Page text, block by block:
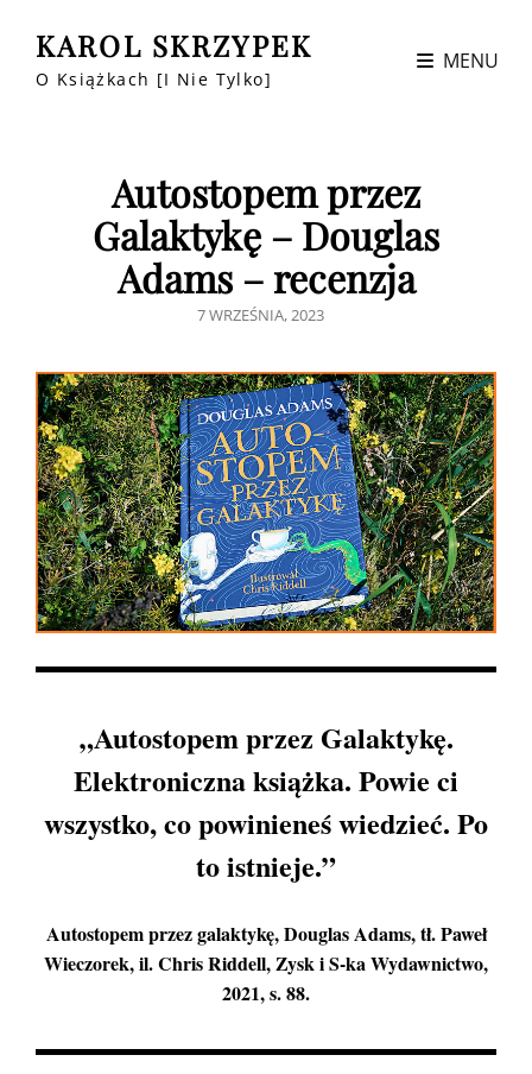
KAROL SKRZYPEK
O Książkach [i Nie Tylko]
MENU
Autostopem przez
Galaktykę – Douglas
Adams – recenzja
POSTED
7 WRZEŚNIA, 2023
„Autostopem przez Galaktykę.
Elektroniczna książka. Powie ci
wszystko, co powinieneś wiedzieć. Po
to istnieje.”
Autostopem przez galaktykę, Douglas Adams, tł. Paweł
Wieczorek, il. Chris Riddell, Zysk i S-ka Wydawnictwo,
2021, s. 88.